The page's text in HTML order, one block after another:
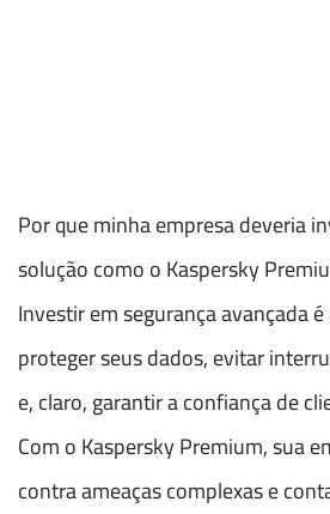
Por que minha empresa deveria
solução como o Kaspersky
Investir em segurança avançada
proteger seus dados, evitar
e, claro, garantir a confiança de
Com o Kaspersky Premium, sua
contra ameaças complexas e